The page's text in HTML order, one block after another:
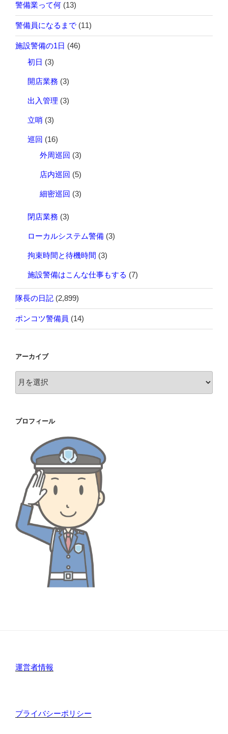
警備業って何 (13)
警備員になるまで (11)
施設警備の1日 (46)
初日 (3)
開店業務 (3)
出入管理 (3)
立哨 (3)
巡回 (16)
外周巡回 (3)
店内巡回 (5)
細密巡回 (3)
閉店業務 (3)
ローカルシステム警備 (3)
拘束時間と待機時間 (3)
施設警備はこんな仕事もする (7)
隊長の日記 (2,899)
ポンコツ警備員 (14)
アーカイブ
ー
ブ
プロフィール
運営者情報
プライバシーポリシー